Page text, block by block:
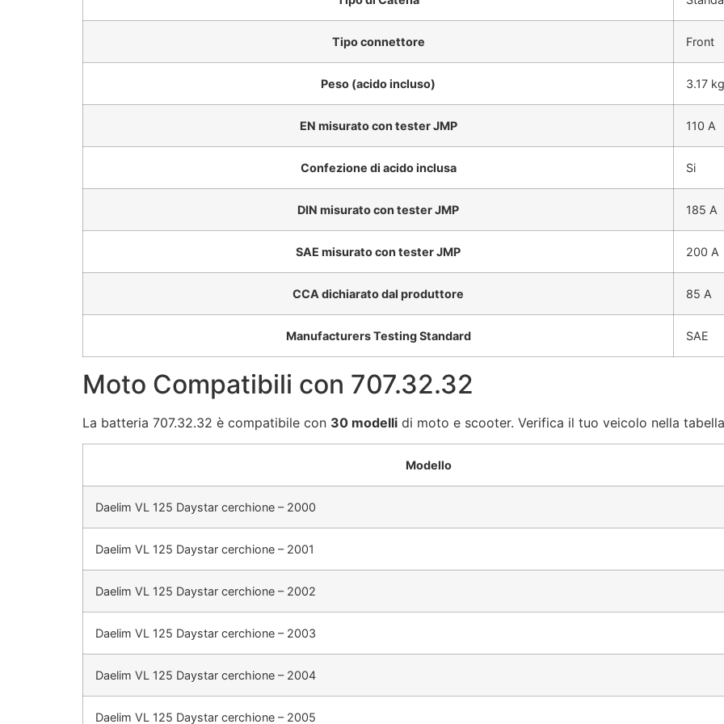
Tipo connettore Front
Peso (acido incluso) 3.17 kg
EN misurato con tester JMP 110 A
Confezione di acido inclusa Si
DIN misurato con tester JMP 185 A
SAE misurato con tester JMP 200 A
CCA dichiarato dal produttore 85 A
Manufacturers Testing Standard SAE
Moto Compatibili con 707.32.32
La batteria 707.32.32 è compatibile con 30 modelli di moto e scooter. Verifica il tuo veicolo nella
Modello
Daelim VL 125 Daystar cerchione – 2000
Daelim VL 125 Daystar cerchione – 2001
Daelim VL 125 Daystar cerchione – 2002
Daelim VL 125 Daystar cerchione – 2003
Daelim VL 125 Daystar cerchione – 2004
Daelim VL 125 Daystar cerchione – 2005